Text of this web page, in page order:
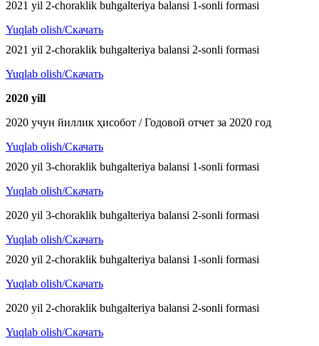
2021 yil 2-choraklik buhgalteriya balansi 1-sonli formasi
Yuqlab olish/Скачать
2021 yil 2-choraklik buhgalteriya balansi 2-sonli formasi
Yuqlab olish/Скачать
2020 yill
2020 учун йиллик ҳисобот / Годовой отчет за 2020 год
Yuqlab olish/Скачать
2020 yil 3-choraklik buhgalteriya balansi 1-sonli formasi
Yuqlab olish/Скачать
2020 yil 3-choraklik buhgalteriya balansi 2-sonli formasi
Yuqlab olish/Скачать
2020 yil 2-choraklik buhgalteriya balansi 1-sonli formasi
Yuqlab olish/Скачать
2020 yil 2-choraklik buhgalteriya balansi 2-sonli formasi
Yuqlab olish/Скачать